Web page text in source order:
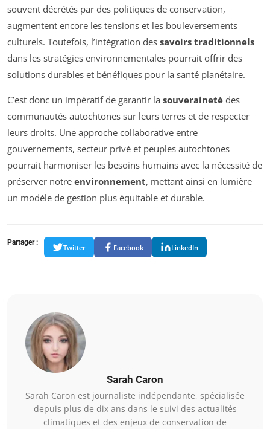
souvent décrétés par des politiques de conservation,
augmentent encore les tensions et les bouleversements
culturels. Toutefois, l’intégration des savoirs traditionnels
dans les stratégies environnementales pourrait offrir des
solutions durables et bénéfiques pour la santé planétaire.
C’est donc un impératif de garantir la souveraineté des
communautés autochtones sur leurs terres et de respecter
leurs droits. Une approche collaborative entre
gouvernements, secteur privé et peuples autochtones
pourrait harmoniser les besoins humains avec la nécessité de
préserver notre environnement, mettant ainsi en lumière
un modèle de gestion plus équitable et durable.
Partager :
Twitter Facebook LinkedIn
Sarah Caron
Sarah Caron est journaliste indépendante, spécialisée
depuis plus de dix ans dans le suivi des actualités
climatiques et des enjeux de conservation de